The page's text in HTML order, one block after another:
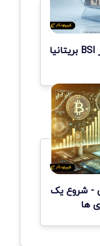
گواهینامه ISO BNB Chain از BSI بریتانیا
- شروع یک
ها